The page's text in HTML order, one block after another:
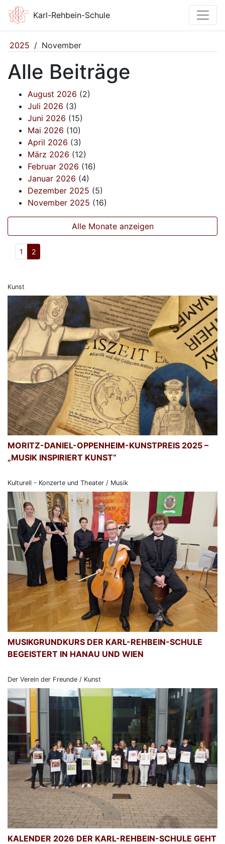
Karl-Rehbein-Schule
2025 / November
Alle Beiträge
August 2026 (2)
Juli 2026 (3)
Juni 2026 (15)
Mai 2026 (10)
April 2026 (3)
März 2026 (12)
Februar 2026 (16)
Januar 2026 (4)
Dezember 2025 (5)
November 2025 (16)
Alle Monate anzeigen
1 2
Kunst
MORITZ-DANIEL-OPPENHEIM-KUNSTPREIS 2025 –
„MUSIK INSPIRIERT KUNST“
Kulturell - Konzerte und Theater / Musik
MUSIKGRUNDKURS DER KARL-REHBEIN-SCHULE
BEGEISTERT IN HANAU UND WIEN
Der Verein der Freunde / Kunst
KALENDER 2026 DER KARL-REHBEIN-SCHULE GEHT